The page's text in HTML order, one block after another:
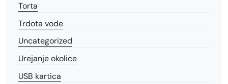
Torta
Trdota vode
Uncategorized
Urejanje okolice
USB kartica